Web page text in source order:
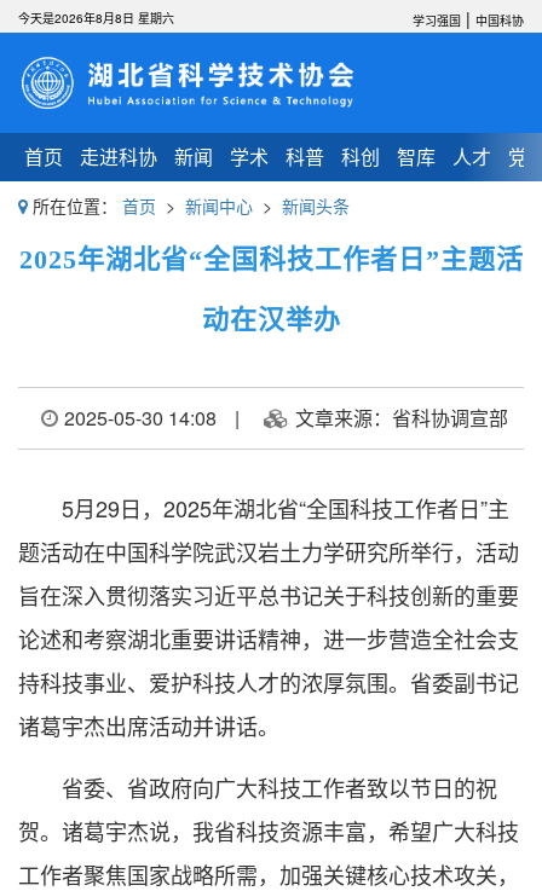
首页 走进科协 新闻 学术 科普 科创 智库 人才 党
今天是2026年8月8日 星期六 学习强国 | 中国科协
所在位置： 首页 > 新闻中心 > 新闻头条
2025年湖北省“全国科技工作者日”主题活
动在汉举办
2025-05-30 14:08 | 文章来源：省科协调宣部
5月29日，2025年湖北省“全国科技工作者日”主
题活动在中国科学院武汉岩土力学研究所举行，活动
旨在深入贯彻落实习近平总书记关于科技创新的重要
论述和考察湖北重要讲话精神，进一步营造全社会支
持科技事业、爱护科技人才的浓厚氛围。省委副书记
诸葛宇杰出席活动并讲话。
省委、省政府向广大科技工作者致以节日的祝
贺。诸葛宇杰说，我省科技资源丰富，希望广大科技
工作者聚焦国家战略所需，加强关键核心技术攻关，